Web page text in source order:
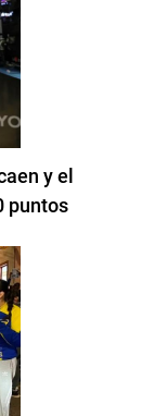
y el
puntos